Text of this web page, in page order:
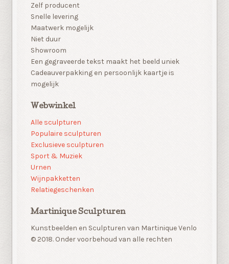
Zelf producent
Snelle levering
Maatwerk mogelijk
Niet duur
Showroom
Een gegraveerde tekst maakt het beeld uniek
Cadeauverpakking en persoonlijk kaartje is
mogelijk
Webwinkel
Alle sculpturen
Populaire sculpturen
Exclusieve sculpturen
Sport & Muziek
Urnen
Wijnpakketten
Relatiegeschenken
Martinique Sculpturen
Kunstbeelden en Sculpturen van Martinique Venlo
© 2018. Onder voorbehoud van alle rechten